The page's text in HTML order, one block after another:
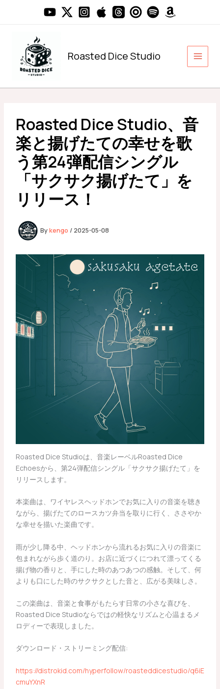
Roasted Dice Studio
Roasted Dice Studio、音
楽と揚げたての幸せを歌
う第24弾配信シングル
「サクサク揚げたて」を
リリース！
Bykengo / 2025-05-08
Roasted Dice Studioは、音楽レーベルRoasted Dice
Echoesから、第24弾配信シングル「サクサク揚げたて」を
リリースします。
本楽曲は、ワイヤレスヘッドホンでお気に入りの音楽を聴き
ながら、揚げたてのロースカツ弁当を取りに行く、ささやか
な幸せを描いた楽曲です。
雨が少し降る中、ヘッドホンから流れるお気に入りの音楽に
包まれながら歩く道のり。お店に近づくにつれて漂ってくる
揚げ物の香りと、手にした時のあつあつの感触。そして、何
よりも口にした時のサクサクとした音と、広がる美味しさ。
この楽曲は、音楽と食事がもたらす日常の小さな喜びを、
Roasted Dice Studioならではの軽快なリズムと心温まるメ
ロディーで表現しました。
ダウンロード・ストリーミング配信:
https://distrokid.com/hyperfollow/roasteddicestudio/q6iE
cmuYXnR